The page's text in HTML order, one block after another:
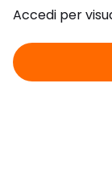
Accedi per